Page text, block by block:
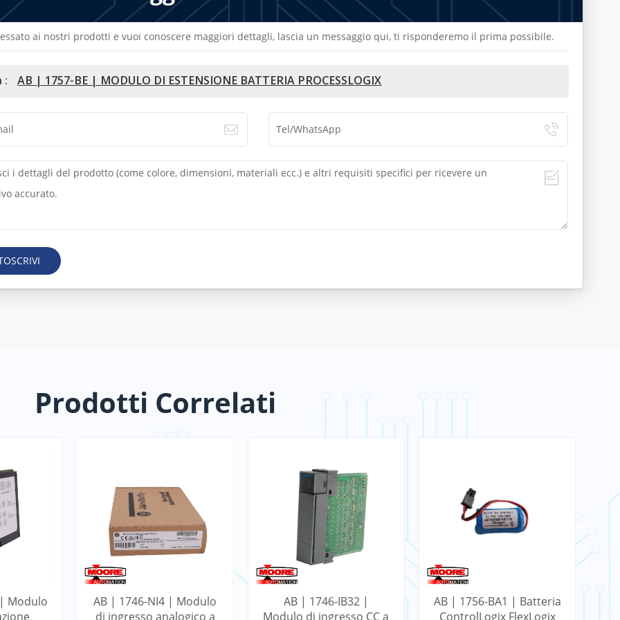
ai nostri prodotti e vuoi conoscere maggiori dettagli, lascia un messaggio qui, ti risponderemo il prima possibile.
: AB | 1757-BE | MODULO DI ESTENSIONE BATTERIA PROCESSLOGIX
Prodotti Correlati
Modulo
AB | 1746-NI4 | Modulo
di ingresso analogico a
AB | 1746-IB32 |
Modulo di ingresso CC a
AB | 1756-BA1 | Batteria
ControlLogix FlexLogix